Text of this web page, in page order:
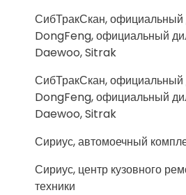
СибТракСкан, официальный
DongFeng, официальный
Daewoo, Sitrak
СибТракСкан, официальный
DongFeng, официальный
Daewoo, Sitrak
Сириус, автомоечный
Сириус, центр кузовного
техники